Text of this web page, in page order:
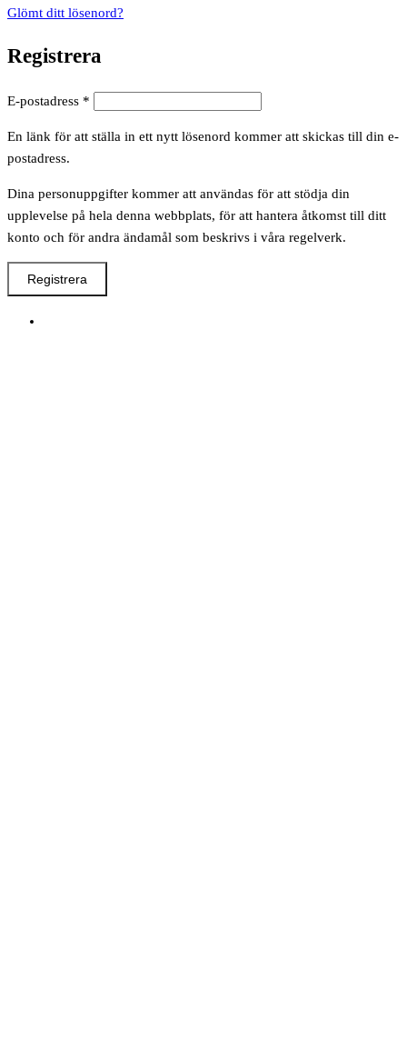
Glömt ditt lösenord?
Registrera
E-postadress *
En länk för att ställa in ett nytt lösenord kommer att skickas till din e-
postadress.
Dina personuppgifter kommer att användas för att stödja din
upplevelse på hela denna webbplats, för att hantera åtkomst till ditt
konto och för andra ändamål som beskrivs i våra regelverk.
Registrera